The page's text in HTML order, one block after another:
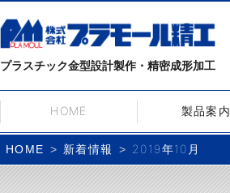
プラスチック金型設計製作・精密成形加工
HOME 製品案内
HOME 新着情報 2019年10月